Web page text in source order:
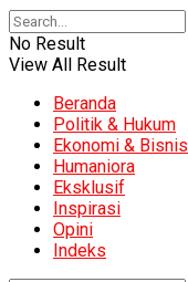
No Result
View All Result
Beranda
Politik & Hukum
Ekonomi & Bisnis
Humaniora
Eksklusif
Inspirasi
Opini
Indeks